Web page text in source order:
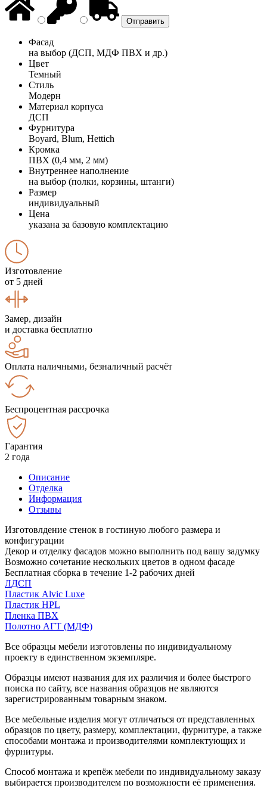
Фасад
на выбор (ДСП, МДФ ПВХ и др.)
Цвет
Темный
Стиль
Модерн
Материал корпуса
ДСП
Фурнитура
Boyard, Blum, Hettich
Кромка
ПВХ (0,4 мм, 2 мм)
Внутреннее наполнение
на выбор (полки, корзины, штанги)
Размер
индивидуальный
Цена
указана за базовую комплектацию
Изготовление
от 5 дней
Замер, дизайн
и доставка бесплатно
Оплата наличными, безналичный расчёт
Беспроцентная рассрочка
Гарантия
2 года
Описание
Отделка
Информация
Отзывы
Изготовлдение стенок в гостиную любого размера и
конфигурации
Декор и отделку фасадов можно выполнить под вашу задумку
Возможно сочетание нескольких цветов в одном фасаде
Бесплатная сборка в течение 1-2 рабочих дней
ЛДСП
Пластик Alvic Luxe
Пластик HPL
Пленка ПВХ
Полотно АГТ (МДФ)
Все образцы мебели изготовлены по индивидуальному
проекту в единственном экземпляре.
Образцы имеют названия для их различия и более быстрого
поиска по сайту, все названия образцов не являются
зарегистрированным товарным знаком.
Все мебельные изделия могут отличаться от представленных
образцов по цвету, размеру, комплектации, фурнитуре, а также
способами монтажа и производителями комплектующих и
фурнитуры.
Способ монтажа и крепёж мебели по индивидуальному заказу
выбирается производителем по возможности её применения.